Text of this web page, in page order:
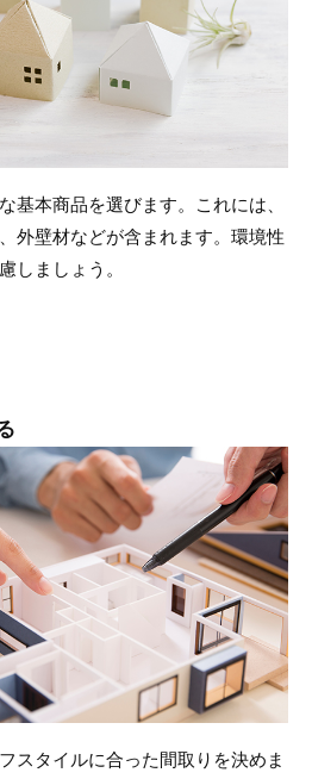
基本商品を選びます。これには、
外壁材などが含まれます。環境性
しましょう。
スタイルに合った間取りを決めま